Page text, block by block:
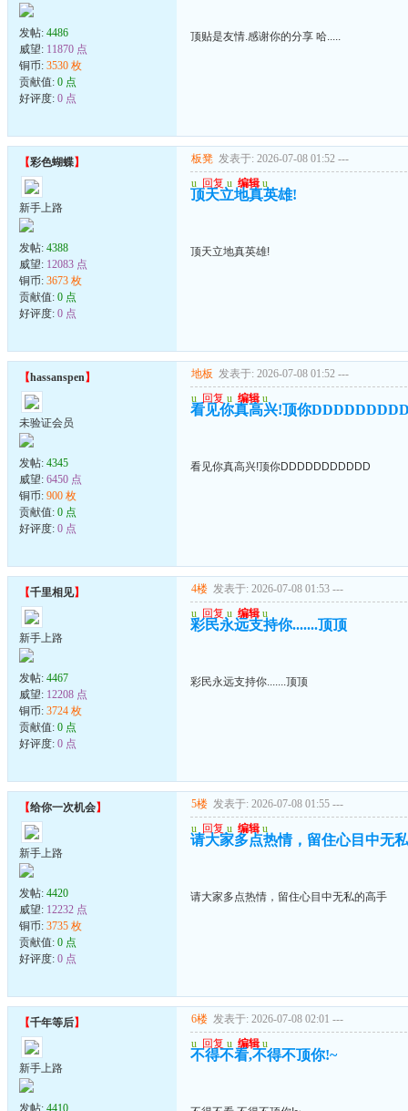
发帖: 4486
威望: 11870 点
铜币: 3530 枚
贡献值: 0 点
好评度: 0 点
顶贴是友情.感谢你的分享 哈.....
【彩色蝴蝶】
新手上路
发帖: 4388
威望: 12083 点
铜币: 3673 枚
贡献值: 0 点
好评度: 0 点
板凳 发表于: 2026-07-08 01:52 ---
u 回复 u 编辑 u
顶天立地真英雄!
顶天立地真英雄!
【hassanspen】
未验证会员
发帖: 4345
威望: 6450 点
铜币: 900 枚
贡献值: 0 点
好评度: 0 点
地板 发表于: 2026-07-08 01:52 ---
u 回复 u 编辑 u
看见你真高兴!顶你
看见你真高兴!顶你DDDDDDDDDDD
【千里相见】
新手上路
发帖: 4467
威望: 12208 点
铜币: 3724 枚
贡献值: 0 点
好评度: 0 点
4楼 发表于: 2026-07-08 01:53 ---
u 回复 u 编辑 u
彩民永远支持你.......顶顶
彩民永远支持你.......顶顶
【给你一次机会】
新手上路
发帖: 4420
威望: 12232 点
铜币: 3735 枚
贡献值: 0 点
好评度: 0 点
5楼 发表于: 2026-07-08 01:55 ---
u 回复 u 编辑 u
请大家多点热情，留住心目中无
请大家多点热情，留住心目中无私的高手
【千年等后】
新手上路
发帖: 4410
6楼 发表于: 2026-07-08 02:01 ---
u 回复 u 编辑 u
不得不看,不得不顶你!~